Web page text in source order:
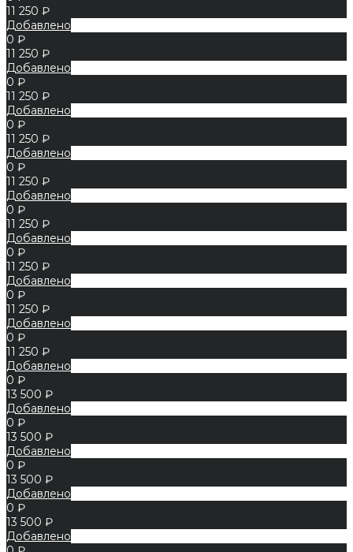
11 250 ₽
Добавлено
0 ₽
11 250 ₽
Добавлено
0 ₽
11 250 ₽
Добавлено
0 ₽
11 250 ₽
Добавлено
0 ₽
11 250 ₽
Добавлено
0 ₽
11 250 ₽
Добавлено
0 ₽
11 250 ₽
Добавлено
0 ₽
11 250 ₽
Добавлено
0 ₽
11 250 ₽
Добавлено
0 ₽
13 500 ₽
Добавлено
0 ₽
13 500 ₽
Добавлено
0 ₽
13 500 ₽
Добавлено
0 ₽
13 500 ₽
Добавлено